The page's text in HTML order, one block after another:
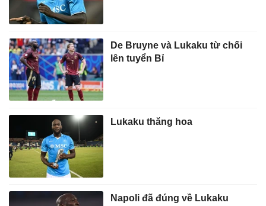
De Bruyne và Lukaku từ chối
lên tuyển Bỉ
Lukaku thăng hoa
Napoli đã đúng về Lukaku